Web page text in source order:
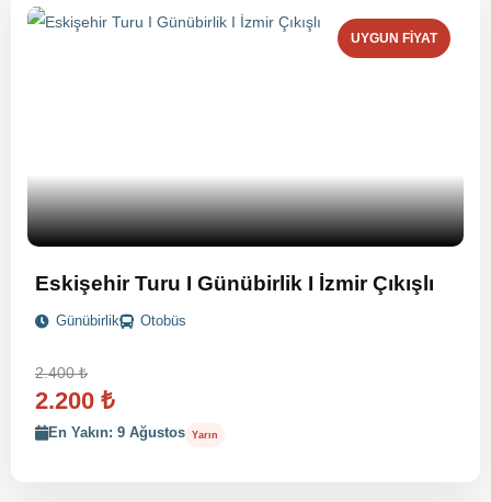
UYGUN FIYAT
Eskişehir Turu I Günübirlik I İzmir Çıkışlı
Günübirlik Otobüs
2.400₺
2.200 ₺
En Yakın: 9 Ağustos Yarın